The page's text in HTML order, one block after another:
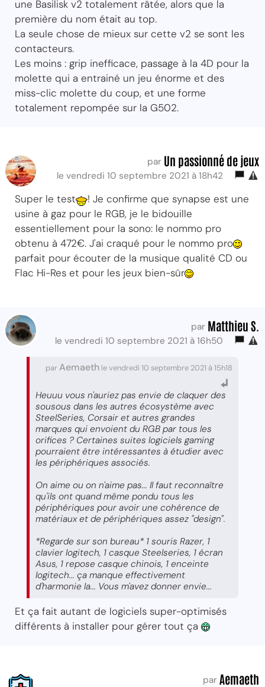
une Basilisk v2 totalement râtée, alors que la
première du nom était au top.
La seule chose de mieux sur cette v2 se sont les
contacteurs.
Les moins : grip inefficace, passage à la 4D pour la
molette qui a entrainé un jeu énorme et des
miss-clic molette du coup, et une forme
totalement repompée sur la G502.
par Un passionné de jeux
le vendredi 10 septembre 2021 à 18h42
Super le test
! Je confirme que synapse est une
usine à gaz pour le RGB, je le bidouille
essentiellement pour la sono: le nommo pro
obtenu à 472€. J'ai craqué pour le nommo pro
parfait pour écouter de la musique qualité CD ou
Flac Hi-Res et pour les jeux bien-sûr
par Matthieu S.
le vendredi 10 septembre 2021 à 16h50
parAemaeth le vendredi 10 septembre 2021 à 15h18
Heuuu vous n'auriez pas envie de claquer des
sousous dans les autres écosystème avec
SteelSeries, Corsair et autres grandes
marques qui envoient du RGB par tous les
orifices ? Certaines suites logiciels gaming
pourraient être intéressantes à étudier avec
les périphériques associés.
On aime ou on n'aime pas... Il faut reconnaître
qu'ils ont quand même pondu tous les
périphériques pour avoir une cohérence de
matériaux et de périphériques assez "design".
*Regarde sur son bureau* 1 souris Razer, 1
clavier logitech, 1 casque Steelseries, 1 écran
Asus, 1 repose casque chinois, 1 enceinte
logitech... ça manque effectivement
d'harmonie la... Vous m'avez donner envie...
Et ça fait autant de logiciels super-optimisés
différents à installer pour gérer tout ça
par Aemaeth